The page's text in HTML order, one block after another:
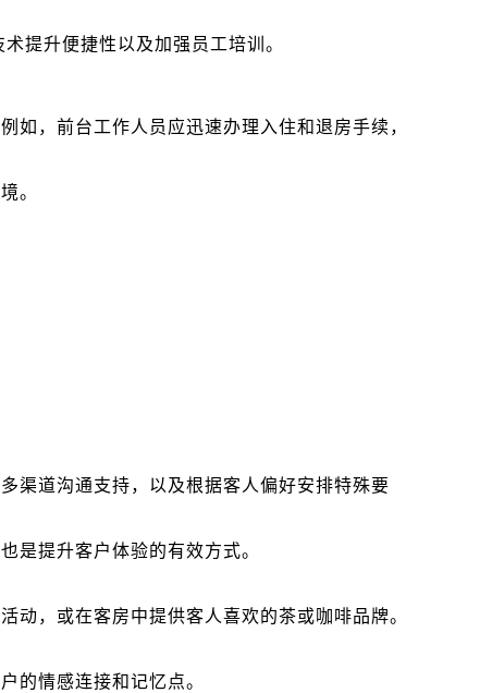
提升便捷性以及加强员工培训。
，前台工作人员应迅速办理入住和退房手续，
。
渠道沟通支持，以及根据客人偏好安排特殊要
是提升客户体验的有效方式。
，或在客房中提供客人喜欢的茶或咖啡品牌。
的情感连接和记忆点。